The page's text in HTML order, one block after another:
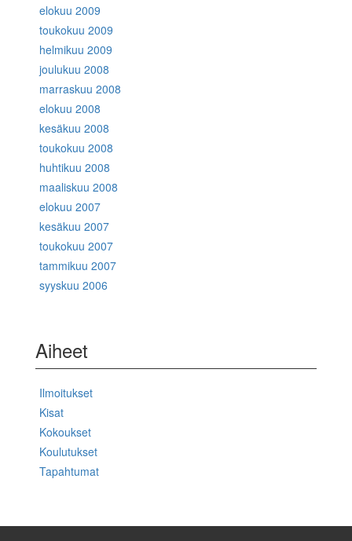
elokuu 2009
toukokuu 2009
helmikuu 2009
joulukuu 2008
marraskuu 2008
elokuu 2008
kesäkuu 2008
toukokuu 2008
huhtikuu 2008
maaliskuu 2008
elokuu 2007
kesäkuu 2007
toukokuu 2007
tammikuu 2007
syyskuu 2006
Aiheet
Ilmoitukset
Kisat
Kokoukset
Koulutukset
Tapahtumat